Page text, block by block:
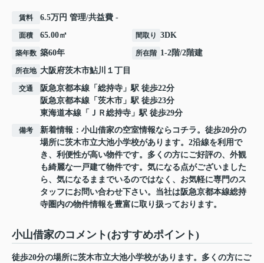
賃料 6.5万円 管理/共益費 -
面積 65.00㎡ 間取り 3DK
築年数 築60年 所在階 1-2階/2階建
所在地 大阪府茨木市鮎川 １丁目
交通 阪急京都本線 「 総持寺 」駅 徒歩22分
阪急京都本線 「 茨木市 」駅 徒歩23分
東海道本線 「 ＪＲ総持寺 」駅 徒歩29分
備考
新着情報：小山借家の空室情報ならコチラ。徒歩20分の
場所に茨木市立大池小学校があります。2沿線を利用で
き、利便性が高い物件です。多くの方にご好評の、外観
も綺麗な一戸建て物件です。気になる点がございました
ら、気になるままでいるのではなく、お気軽に専門のス
タッフにお問い合わせ下さい。当社は阪急京都本線総持
寺圏内の物件情報を豊富に取り扱っております。
小山借家のコメント(おすすめポイント)
徒歩20分の場所に茨木市立大池小学校があります。多くの方にご